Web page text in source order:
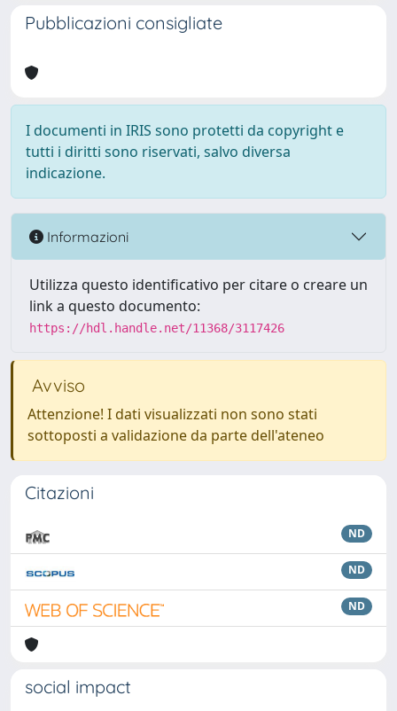
Pubblicazioni consigliate
I documenti in IRIS sono protetti da copyright e
tutti i diritti sono riservati, salvo diversa
indicazione.
Informazioni
Utilizza questo identificativo per citare o creare un
link a questo documento:
https://hdl.handle.net/11368/3117426
Avviso
Attenzione! I dati visualizzati non sono stati
sottoposti a validazione da parte dell'ateneo
Citazioni
ND
ND
ND
social impact